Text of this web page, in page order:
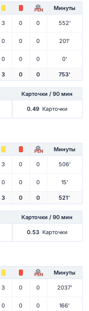
PEN Минуты
3 0 0 552'
0 0 0 201'
0 0 0 0'
3 0 0 753'
Карточки / 90 мин
0.49 Карточки
PEN Минуты
3 0 0 506'
0 0 0 15'
3 0 0 521'
Карточки / 90 мин
0.53 Карточки
PEN Минуты
3 0 0 2037'
0 0 0 166'